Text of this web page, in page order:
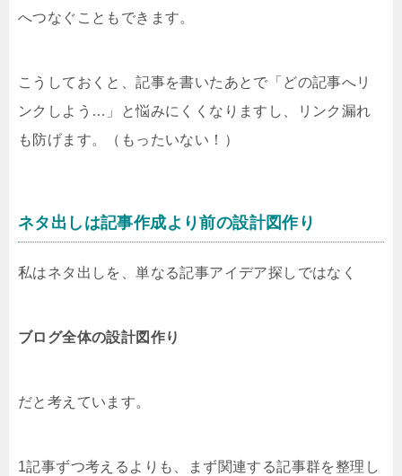
へつなぐこともできます。
こうしておくと、記事を書いたあとで「どの記事へリ
ンクしよう…」と悩みにくくなりますし、リンク漏れ
も防げます。（もったいない！）
ネタ出しは記事作成より前の設計図作り
私はネタ出しを、単なる記事アイデア探しではなく
ブログ全体の設計図作り
だと考えています。
1記事ずつ考えるよりも、まず関連する記事群を整理し